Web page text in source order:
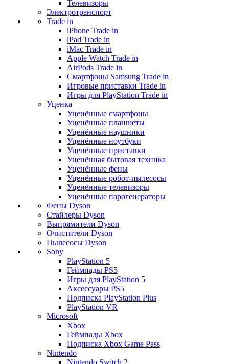
Телевизоры
Электротранспорт
Trade in
iPhone Trade in
iPad Trade in
iMac Trade in
Apple Watch Trade in
AirPods Trade in
Смартфоны Samsung Trade in
Игровые приставки Trade in
Игры для PlayStation Trade in
Уценка
Уценённые смартфоны
Уценённые планшеты
Уценённые наушники
Уценённые ноутбуки
Уценённые приставки
Уценённая бытовая техника
Уценённые фены
Уценённые робот-пылесосы
Уценённые телевизоры
Уценённые парогенераторы
Фены Dyson
Стайлеры Dyson
Выпрямители Dyson
Очистители Dyson
Пылесосы Dyson
Sony
PlayStation 5
Геймпады PS5
Игры для PlayStation 5
Аксессуары PS5
Подписка PlayStation Plus
PlayStation VR
Microsoft
Xbox
Геймпады Xbox
Подписка Xbox Game Pass
Nintendo